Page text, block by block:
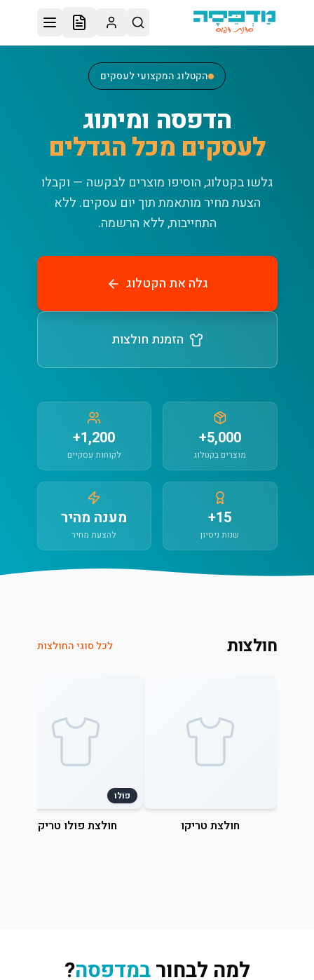
דלג לתוכן הראשי
הקטלוג המקצועי לעסקים
הדפסה ומיתוג
לעסקים מכל הגדלים
גלשו בקטלוג, הוסיפו מוצרים לבקשה — וקבלו
הצעת מחיר מותאמת תוך יום עסקים. ללא
התחייבות, ללא הרשמה.
גלה את הקטלוג
הזמנת חולצות
5,000+
מוצרים בקטלוג
1,200+
לקוחות עסקיים
15+
שנות ניסיון
מענה מהיר
להצעת מחיר
חולצות לכל סוגי החולצות
חולצת טריקו
פולו
חולצת פולו טריקו
למה לבחורבמדפסה?